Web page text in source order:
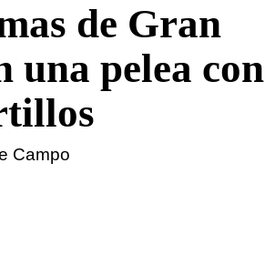
de Gran
pelea con
Campo